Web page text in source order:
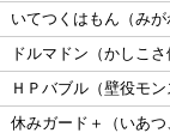
いてつくはもん（みが
ドルマドン（かしこさ
ＨＰバブル（壁役モン
休みガード＋（いあつ